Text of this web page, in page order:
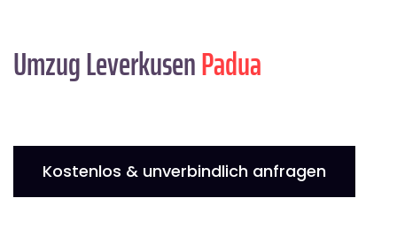
Umzug LeverkusenPadua
Kostenlos & unverbindlich anfragen